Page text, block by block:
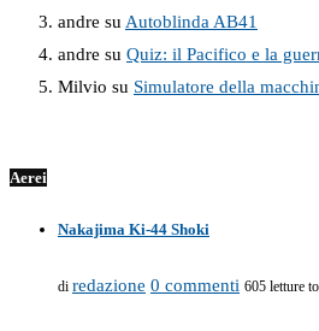
andre su Autoblinda AB41
andre su Quiz: il Pacifico e la
Milvio su Simulatore della
Aerei
Nakajima Ki-44 Shoki
di redazione 0 commenti 605 letture